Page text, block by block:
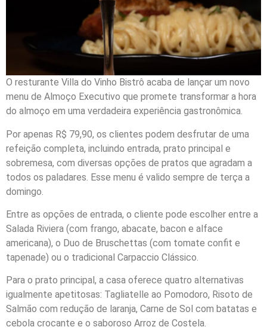
O resturante Villa do Vinho Bistrô acaba de lançar um novo
menu de Almoço Executivo que promete transformar a hora
do almoço em uma verdadeira experiência gastronômica.
Por apenas R$ 79,90, os clientes podem desfrutar de uma
refeição completa, incluindo entrada, prato principal e
sobremesa, com diversas opções de pratos que agradam a
todos os paladares. Esse menu é valido sempre de terça a
domingo.
Entre as opções de entrada, o cliente pode escolher entre a
Salada Riviera (com frango, abacate, bacon e alface
americana), o Duo de Bruschettas (com tomate confit e
tapenade) ou o tradicional Carpaccio Clássico.
Para o prato principal, a casa oferece quatro alternativas
igualmente apetitosas: Tagliatelle ao Pomodoro, Risoto de
Salmão com redução de laranja, Carne de Sol com batatas e
cebola crocante e o saboroso Arroz de Costela.